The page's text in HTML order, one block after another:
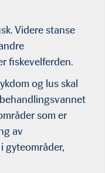
Videre stanse
fiskevelferden.
og lus skal
som er
av
gyteområder,